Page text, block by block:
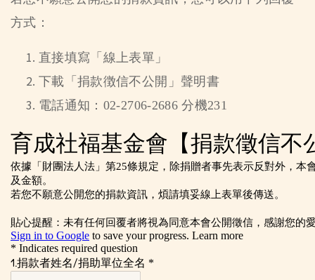
方式：
直接填寫「線上表單」
下載「捐款徴信不公開」聲明書
電話通知：02-2706-2686 分機231